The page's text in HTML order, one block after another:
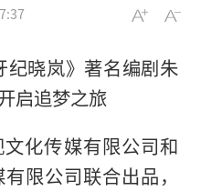
晓岚》著名编剧朱
启追梦之旅
化传媒有限公司和
限公司联合出品，